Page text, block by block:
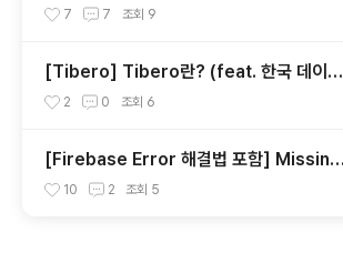
연결하기
7 7 조회 9
[Tibero] Tibero란? (feat. 한국 데이터
베이스)
2 0 조회 6
[Firebase Error 해결법 포함] Missing
or insufficient permissions
10 2 조회 5